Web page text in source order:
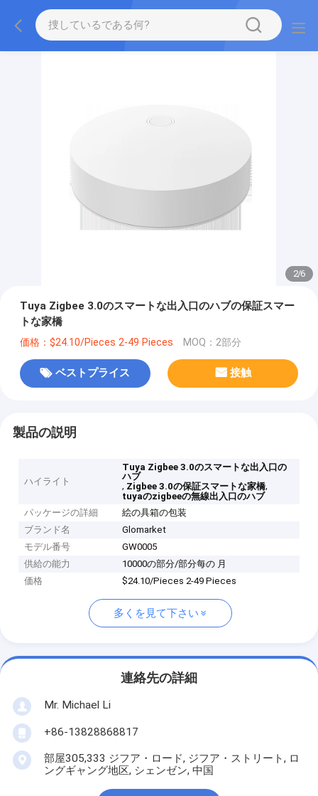
2/6
Tuya Zigbee 3.0のスマートな出入口のハブの保証スマー
トな家橋
価格：$24.10/Pieces 2-49 Pieces MOQ：2部分
ベストプライス 接触
製品の説明
ハイライト
Tuya Zigbee 3.0のスマートな出入口の
ハブ
, Zigbee 3.0の保証スマートな家橋,
tuyaのzigbeeの無線出入口のハブ
パッケージの詳細
絵の具箱の包装
ブランド名
Glomarket
モデル番号
GW0005
供給の能力
10000の部分/部分每の 月
価格
$24.10/Pieces 2-49 Pieces
多くを見て下さい
連絡先の詳細
Mr. Michael Li
+86-13828868817
部屋305,333 ジフア・ロード, ジフア・ストリート, ロ
ングギャング地区, シェンゼン, 中国